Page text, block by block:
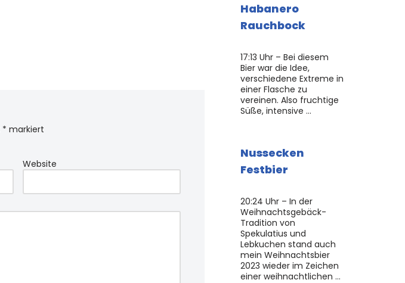
* markiert
Website
Habanero
Rauchbock
17:13 Uhr – Bei diesem
Bier war die Idee,
verschiedene Extreme in
einer Flasche zu
vereinen. Also fruchtige
Süße, intensive …
Nussecken
Festbier
20:24 Uhr – In der
Weihnachtsgebäck-
Tradition von
Spekulatius und
Lebkuchen stand auch
mein Weihnachtsbier
2023 wieder im Zeichen
einer weihnachtlichen …